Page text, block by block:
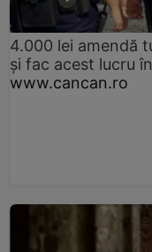
4.000 lei amendă
și fac acest lucru
www.cancan.ro